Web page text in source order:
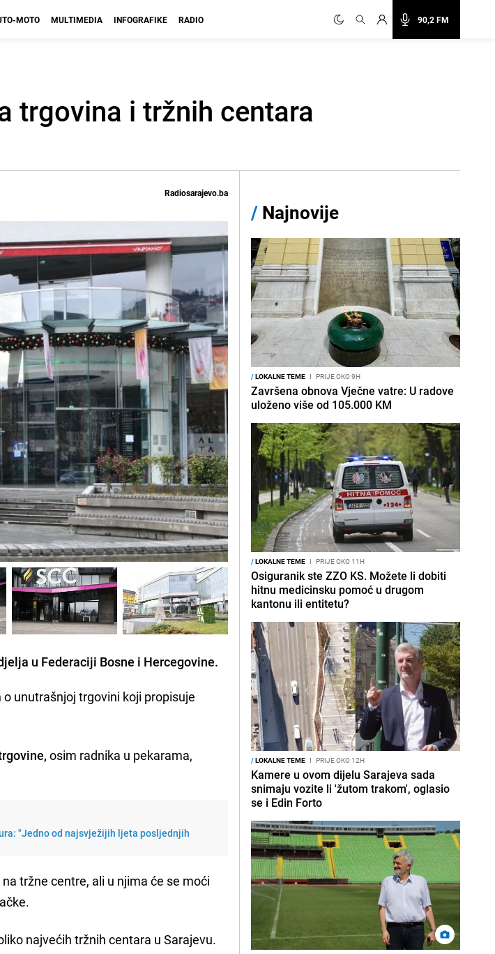
90,2 FM
MOTO MULTIMEDIA INFOGRAFIKE RADIO
trgovina i tržnih centara
Radiosarajevo.ba
u Federaciji Bosne i Hercegovine.
unutrašnjoj trgovini koji propisuje
osim radnika u pekarama,
"Jedno od najsvježijih ljeta posljednjih
tržne centre, ali u njima će se moći
najvećih tržnih centara u Sarajevu.
/ Najnovije
/LOKALNE TEME I PRIJE OKO 9H
Završena obnova Vječne vatre: U radove
uloženo više od 105.000 KM
/LOKALNE TEME I PRIJE OKO 11H
Osiguranik ste ZZO KS. Možete li dobiti
hitnu medicinsku pomoć u drugom
kantonu ili entitetu?
/LOKALNE TEME I PRIJE OKO 12H
Kamere u ovom dijelu Sarajeva sada
snimaju vozite li 'žutom trakom', oglasio
se i Edin Forto